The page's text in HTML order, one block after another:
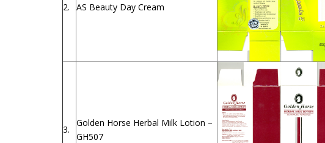
2. AS Beauty Day Cream
3.
Golden Horse Herbal Milk Lotion –
GH507